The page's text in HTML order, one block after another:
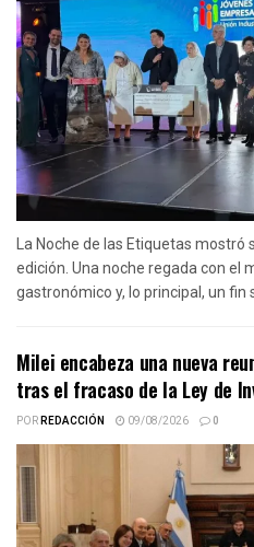
La Noche de las Etiquetas
edición. Una noche regada con el
gastronómico y, lo principal, un fin
Milei encabeza una nueva
tras el fracaso de la Ley de
PORREDACCIÓN 09/08/2026 0